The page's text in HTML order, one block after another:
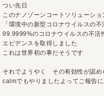
つい先日
このナノゾーンコートソリューショ
「環境中の新型コロナウイルスの
99.9999%のコロナウイルスの不活
エビデンスを取得しました
これは世界初の事だそうです
それでようやく その有効性が認め
calmでもやりましたよってご報告